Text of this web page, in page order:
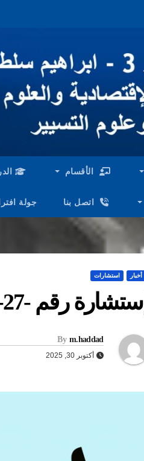
الأقسام
اتصل بنا جولة
أخبار استشارات
إستشارة رقم -27-
By m.haddad
أكتوبر 30, 2025